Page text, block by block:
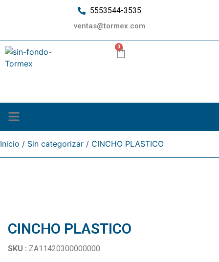
5553544-3535
ventas@tormex.com
0
Inicio / Sin categorizar / CINCHO PLASTICO
CINCHO PLASTICO
SKU : ZA11420300000000